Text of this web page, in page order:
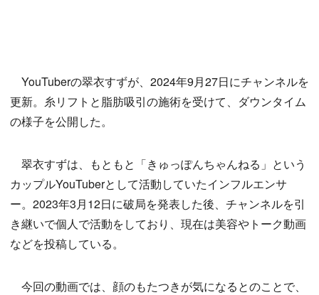
YouTuberの翠衣すずが、2024年9月27日にチャンネルを
更新。糸リフトと脂肪吸引の施術を受けて、ダウンタイム
の様子を公開した。
翠衣すずは、もともと「きゅっぽんちゃんねる」という
カップルYouTuberとして活動していたインフルエンサ
ー。2023年3月12日に破局を発表した後、チャンネルを引
き継いで個人で活動をしており、現在は美容やトーク動画
などを投稿している。
今回の動画では、顔のもたつきが気になるとのことで、